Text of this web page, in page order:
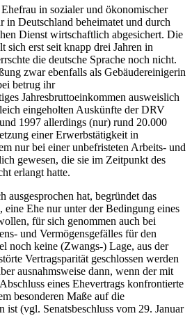
in sozialer und ökonomischer
in Deutschland beheimatet und durch
Dienst wirtschaftlich abgesichert. Die
sich erst seit knapp drei Jahren in
die deutsche Sprache noch nicht.
zwar ebenfalls als Gebäudereinigerin
betrug ihr
Jahresbruttoeinkommen ausweislich
eingeholten Auskünfte der DRV
1997 allerdings (nur) rund 20.000
einer Erwerbstätigkeit in
nur bei einer unbefristeten Arbeits- und
gewesen, die sie im Zeitpunkt des
erlangt hatte.
ausgesprochen hat, begründet das
eine Ehe nur unter der Bedingung eines
für sich genommen auch bei
und Vermögensgefälles für den
noch keine (Zwangs-) Lage, aus der
Vertragsparität geschlossen werden
ausnahmsweise dann, wenn der mit
eines Ehevertrags konfrontierte
besonderen Maße auf die
ist (vgl. Senatsbeschluss vom 29. Januar